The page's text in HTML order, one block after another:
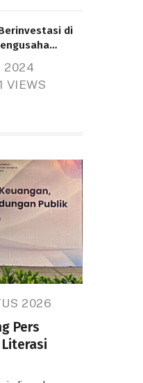
di
2024
VIEWS
2026
Pers